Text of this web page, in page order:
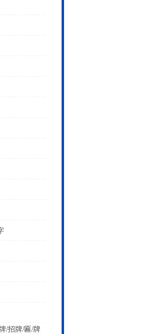
/招牌/匾/牌